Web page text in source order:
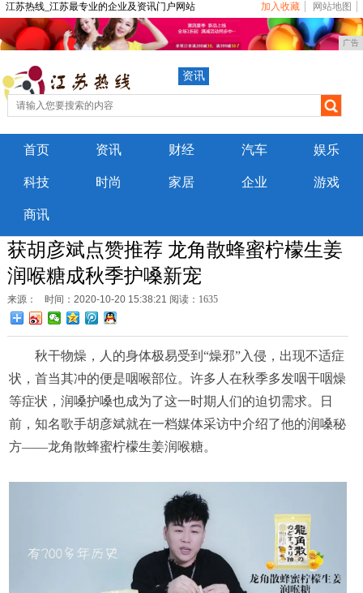
江苏热线_江苏最专业的企业及资讯门户网站 加入收藏 网站地图
广告
资讯
首页 资讯 财经 汽车 娱乐
科技 时尚 家居 企业 游戏
商讯
获胡彦斌点赞推荐 龙角散蜂蜜柠檬生姜
润喉糖成秋季护嗓新宠
来源： 时间：2020-10-20 15:38:21 阅读：1635
秋干物燥，人的身体极易受到“燥邪”入侵，出现不适症
状，首当其冲的便是咽喉部位。许多人在秋季多发咽干咽燥
等症状，润嗓护嗓也成为了这一时期人们的迫切需求。日
前，知名歌手胡彦斌就在一档媒体采访中介绍了他的润嗓秘
方——龙角散蜂蜜柠檬生姜润喉糖。